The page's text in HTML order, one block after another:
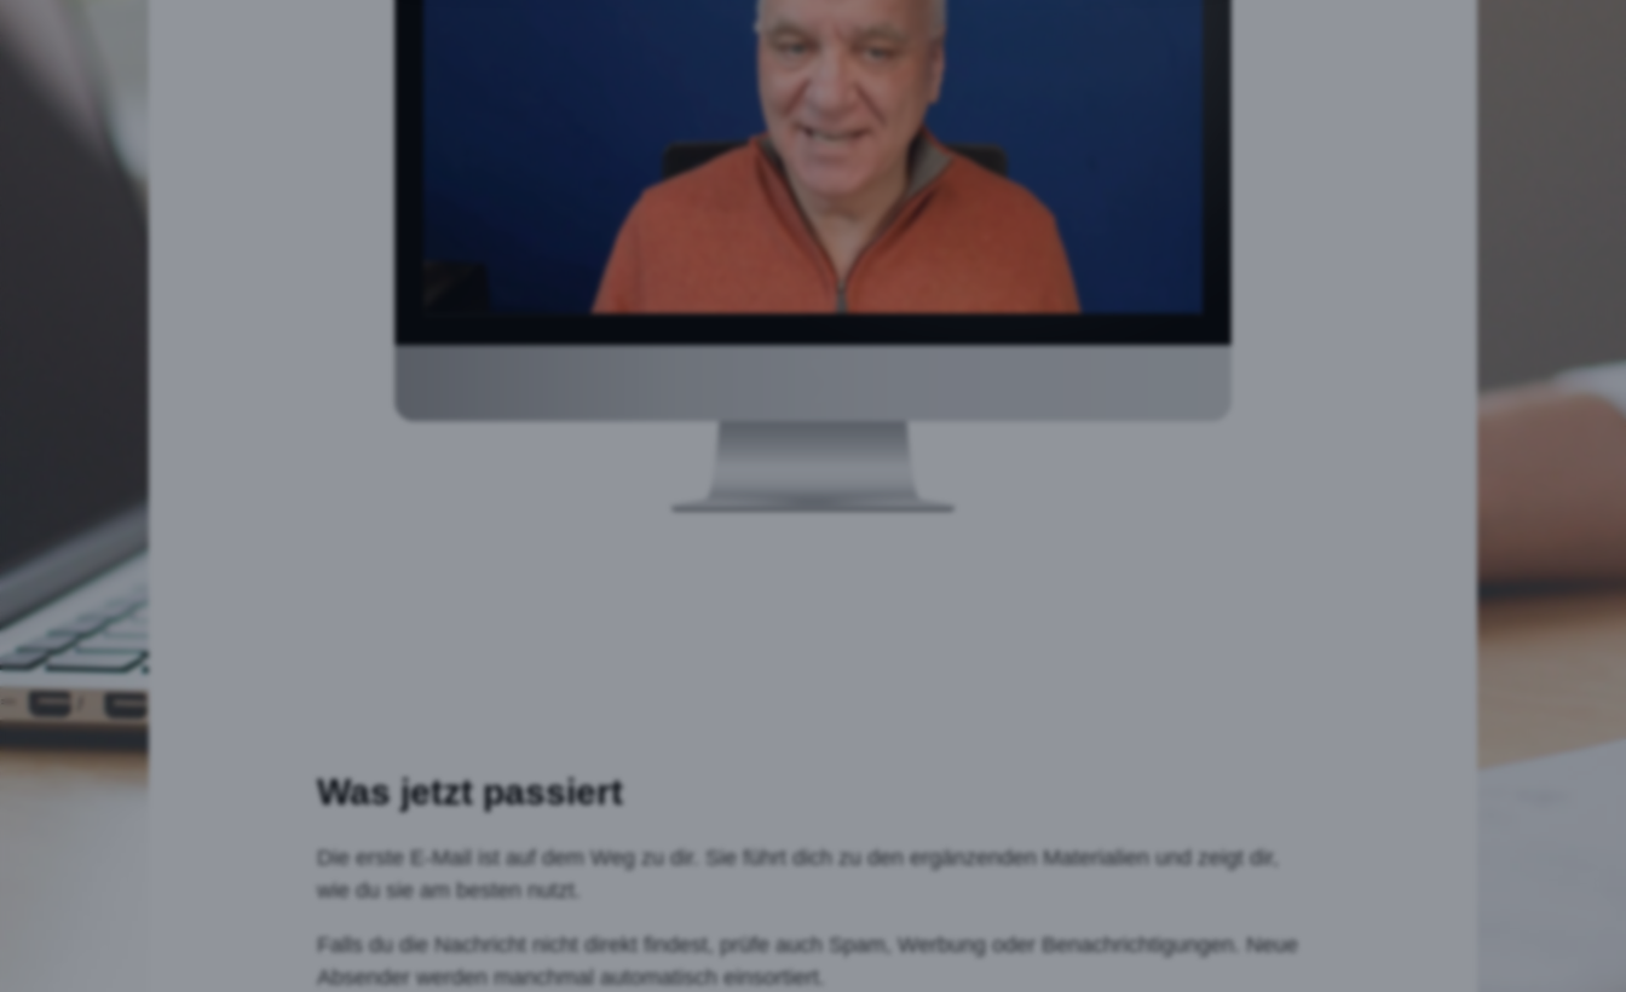
Was jetzt passiert
Die erste E-Mail ist auf dem Weg zu dir. Sie führt dich zu den ergänzenden Materialien und zeigt dir,
wie du sie am besten nutzt.
Falls du die Nachricht nicht direkt findest, prüfe auch Spam, Werbung oder Benachrichtigungen. Neue
Absender werden manchmal automatisch einsortiert.